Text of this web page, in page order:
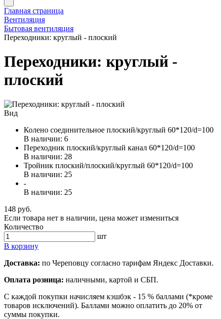
Главная страница
Вентиляция
Бытовая вентиляция
Переходники: круглый - плоский
Переходники: круглый -
плоский
Вид
Колено соединительное плоский/круглый 60*120/d=100
В наличии: 6
Переходник плоский/круглый канал 60*120/d=100
В наличии: 28
Тройник плоский/плоский/круглый 60*120/d=100
В наличии: 25
-
В наличии: 25
148 руб.
Если товара нет в наличии, цена может измениться
Количество
шт
В корзину
Доставка: по Череповцу согласно тарифам Яндекс Доставки.
Оплата розница: наличными, картой и СБП.
С каждой покупки начисляем кэшбэк - 15 % баллами (*кроме
товаров исключений). Баллами можно оплатить до 20% от
суммы покупки.